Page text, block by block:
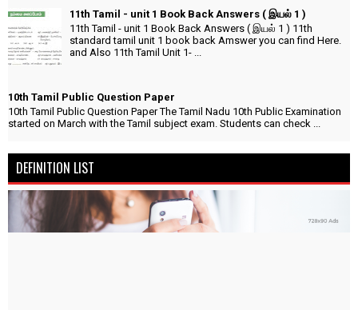
11th Tamil - unit 1 Book Back Answers ( இயல் 1 )
11th Tamil - unit 1 Book Back Answers ( இயல் 1 ) 11th
standard tamil unit 1 book back Amswer you can find Here.
and Also 11th Tamil Unit 1- ...
10th Tamil Public Question Paper
10th Tamil Public Question Paper The Tamil Nadu 10th Public Examination
started on March with the Tamil subject exam. Students can check ...
DEFINITION LIST